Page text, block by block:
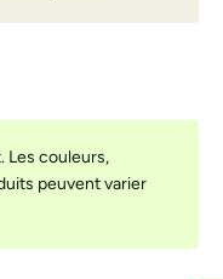
Les couleurs,
peuvent varier